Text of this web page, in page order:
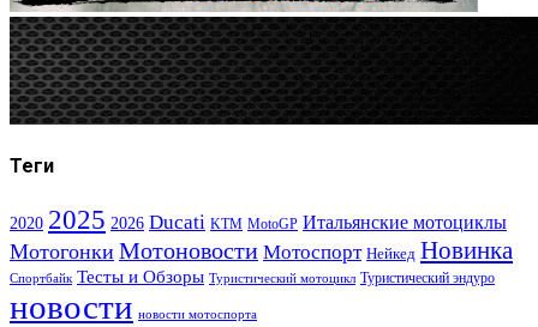
Теги
2020 2025 2026 Ducati KTM MotoGP Итальянские мотоциклы
Мотогонки Мотоновости Мотоспорт Нейкед Новинка
Спортбайк Тесты и Обзоры Туристический мотоцикл Туристический эндуро
новости новости мотоспорта